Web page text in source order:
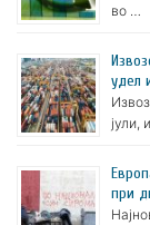
во …
удел
јули,
при